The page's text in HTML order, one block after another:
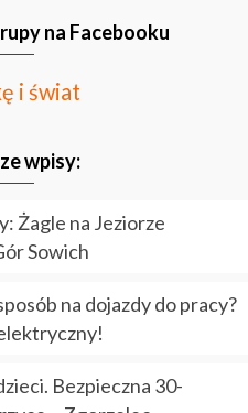
na Facebooku
wpisy:
Żagle na Jeziorze
Sowich
na dojazdy do pracy?
Bezpieczna 30-